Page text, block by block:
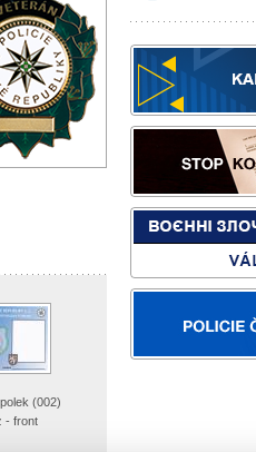
(002)
- front